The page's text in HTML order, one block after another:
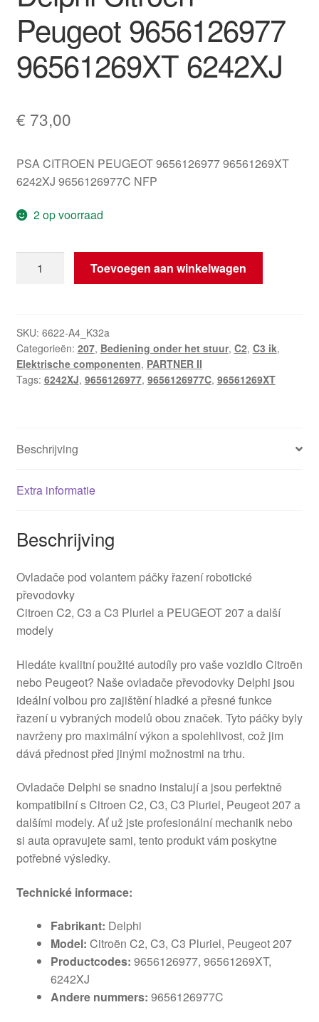
Peugeot 9656126977
96561269XT 6242XJ
€ 73,00
PSA CITROEN PEUGEOT 9656126977 96561269XT
6242XJ 9656126977C NFP
2 op voorraad
Versnellingshendels
Delphi
9656126977
96561269XT
6242XJ
hoeveelheid
Toevoegen aan winkelwagen
SKU: 6622-A4_K32a
Categorieën: 207, Bediening onder het stuur, C2, C3 ik,
Elektrische componenten, PARTNER II
Tags: 6242XJ, 9656126977, 9656126977C, 96561269XT
Beschrijving
Extra informatie
Beschrijving
Ovladače pod volantem páčky řazení robotické
převodovky
Citroen C2, C3 a C3 Pluriel a PEUGEOT 207 a další
modely
Hledáte kvalitní použité autodíly pro vaše vozidlo Citroën
nebo Peugeot? Naše ovladače převodovky Delphi jsou
ideální volbou pro zajištění hladké a přesné funkce
řazení u vybraných modelů obou značek. Tyto páčky byly
navrženy pro maximální výkon a spolehlivost, což jim
dává přednost před jinými možnostmi na trhu.
Ovladače Delphi se snadno instalují a jsou perfektně
kompatibilní s Citroen C2, C3, C3 Pluriel, Peugeot 207 a
dalšími modely. Ať už jste profesionální mechanik nebo
si auta opravujete sami, tento produkt vám poskytne
potřebné výsledky.
Technické informace:
Fabrikant: Delphi
Model: Citroën C2, C3, C3 Pluriel, Peugeot 207
Productcodes: 9656126977, 96561269XT,
6242XJ
Andere nummers: 9656126977C